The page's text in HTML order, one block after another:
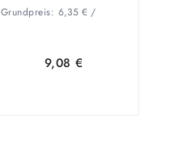
Grundpreis: 6,35 €/
9,08€